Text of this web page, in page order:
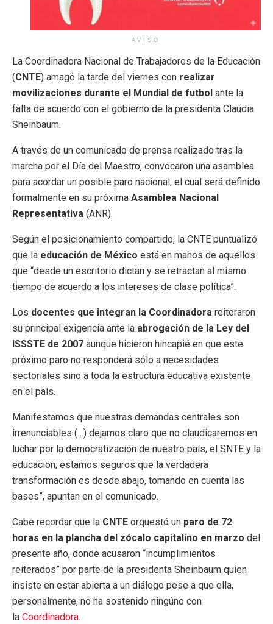
AVISO
La Coordinadora Nacional de Trabajadores de la Educación
(CNTE) amagó la tarde del viernes con realizar
movilizaciones durante el Mundial de futbol ante la
falta de acuerdo con el gobierno de la presidenta Claudia
Sheinbaum.
A través de un comunicado de prensa realizado tras la
marcha por el Día del Maestro, convocaron una asamblea
para acordar un posible paro nacional, el cual será definido
formalmente en su próxima Asamblea Nacional
Representativa (ANR).
Según el posicionamiento compartido, la CNTE puntualizó
que la educación de México está en manos de aquellos
que “desde un escritorio dictan y se retractan al mismo
tiempo de acuerdo a los intereses de clase política”.
Los docentes que integran la Coordinadora reiteraron
su principal exigencia ante la abrogación de la Ley del
ISSSTE de 2007 aunque hicieron hincapié en que este
próximo paro no responderá sólo a necesidades
sectoriales sino a toda la estructura educativa existente
en el país.
Manifestamos que nuestras demandas centrales son
irrenunciables (…) dejamos claro que no claudicaremos en
luchar por la democratización de nuestro país, el SNTE y la
educación, estamos seguros que la verdadera
transformación es desde abajo, tomando en cuenta las
bases”, apuntan en el comunicado.
Cabe recordar que la CNTE orquestó un paro de 72
horas en la plancha del zócalo capitalino en marzo del
presente año, donde acusaron “incumplimientos
reiterados” por parte de la presidenta Sheinbaum quien
insiste en estar abierta a un diálogo pese a que ella,
personalmente, no ha sostenido ningúno con
la Coordinadora.